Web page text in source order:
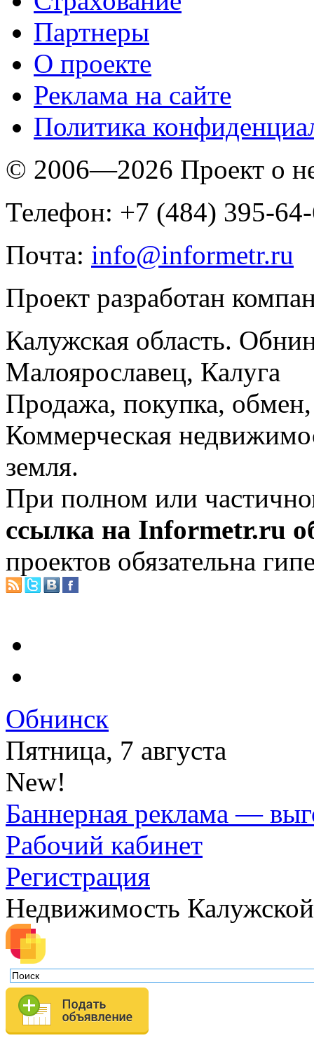
Партнеры
O проекте
Реклама на сайте
Политика
© 2006—2026 Проект о
Телефон: +7 (484) 395-
Почта: info@informetr.ru
Проект разработан
Калужская область.
Малоярославец, Калуга
Продажа, покупка, обмен,
Коммерческая
земля.
При полном или
ссылка на Informetr.ru
проектов обязательна
Обнинск
Пятница, 7 августа
New!
Баннерная реклама —
Рабочий кабинет
Регистрация
Недвижимость